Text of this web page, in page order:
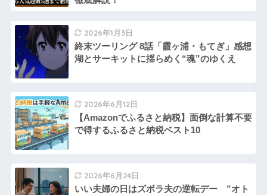
2026年1月3日
終末ツーリング 8話「霞ヶ浦・もてぎ」感想
湖とサーキットに揺らめく“魂”のゆくえ
2026年6月12日
【Amazonでふるさと納税】面倒な計算不要
で得するふるさと納税ベスト10
2026年6月24日
いい夫婦の日はズボラ夫の逆転デー ”オト